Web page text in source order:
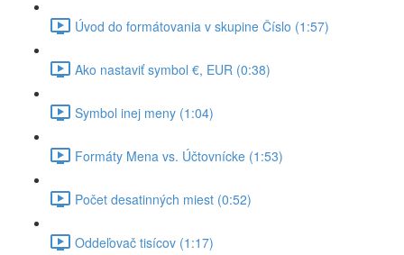
Úvod do formátovania v skupine Číslo (1:57)
Ako nastaviť symbol €, EUR (0:38)
Symbol inej meny (1:04)
Formáty Mena vs. Účtovnícke (1:53)
Počet desatinných miest (0:52)
Oddeľovač tisícov (1:17)